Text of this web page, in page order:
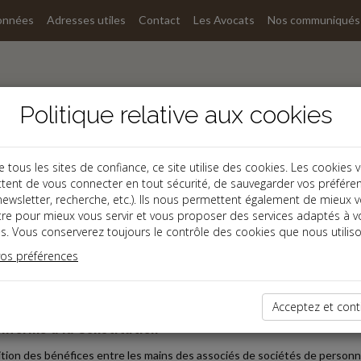
Adresses utiles Contact Les Avocats Nos communiqués
des bénéfices entre les mains des associés
des bénéfices entre les mains des associés de sociétés de
Politique relative aux cookies
tous les sites de confiance, ce site utilise des cookies. Les cookies
de vous connecter en tout sécurité, de sauvegarder vos
recherche, etc.). Ils nous permettent également de mieux
pour mieux vous servir et vous proposer des services adaptés à
Vous conserverez toujours le contrôle des cookies que nous
préférences
Acceptez et